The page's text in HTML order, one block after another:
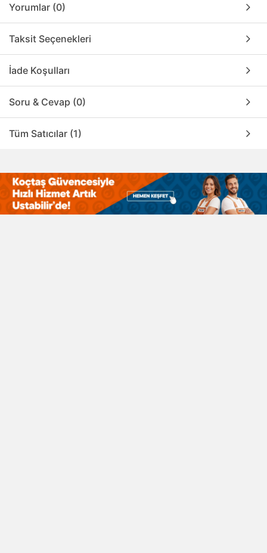
Yorumlar (0)
Taksit Seçenekleri
İade Koşulları
Soru & Cevap (0)
Tüm Satıcılar (1)